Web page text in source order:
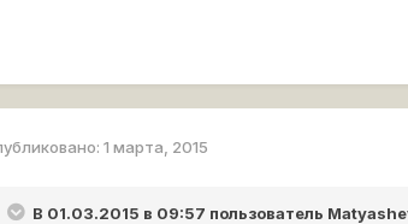
1 марта, 2015
В 01.03.2015 в 09:57 пользователь